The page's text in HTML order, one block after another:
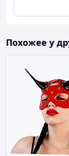
Похожее у